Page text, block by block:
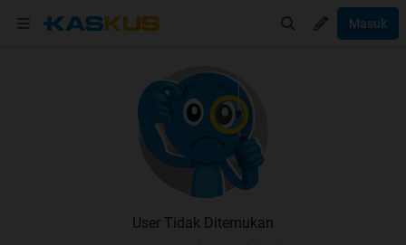
Masuk
User Tidak Ditemukan